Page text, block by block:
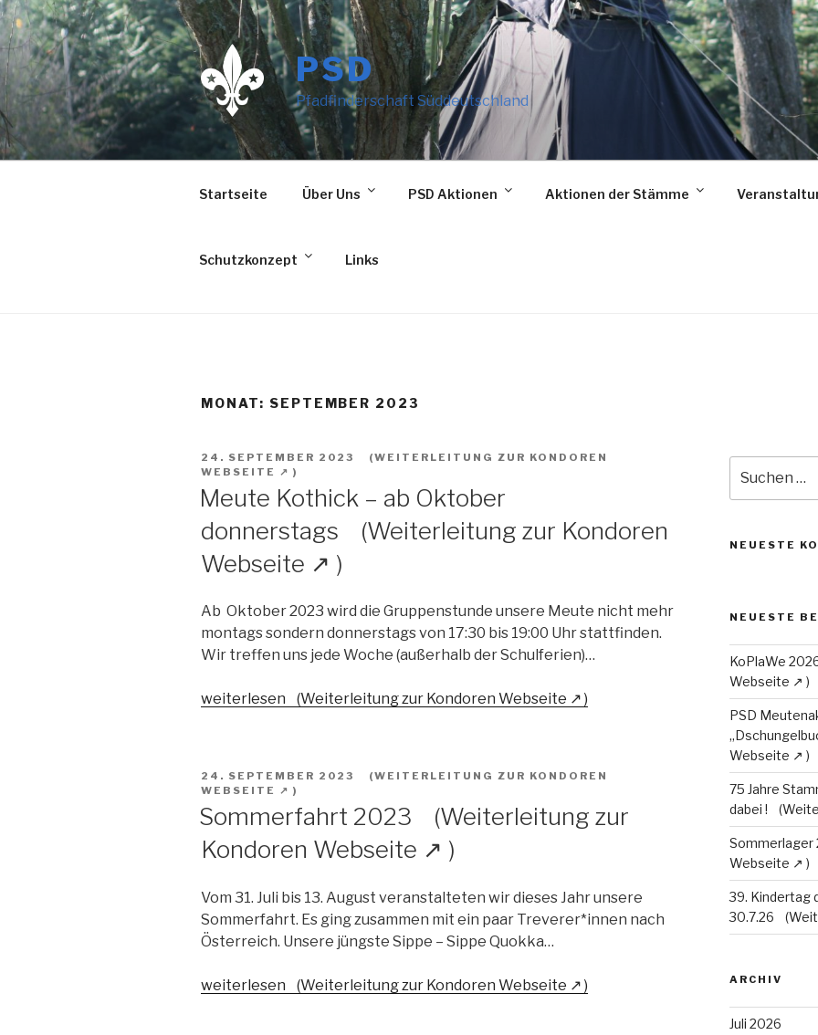
Zum
Inhalt
springen
PSD
Pfadfinderschaft Süddeutschland
Startseite Über Uns PSD Aktionen Aktionen der Stämme
Schutzkonzept Links
MONAT: SEPTEMBER 2023
VERÖFFENTLICHT
AM
24. SEPTEMBER 2023
Meute Kothick – ab Oktober
donnerstags
Ab Oktober 2023 wird die Gruppenstunde unsere Meute nicht mehr
montags sondern donnerstags von 17:30 bis 19:00 Uhr stattfinden.
Wir treffen uns jede Woche (außerhalb der Schulferien)…
"Meute
Oktober
donnerstags"
weiterlesen
VERÖFFENTLICHT
AM
24. SEPTEMBER 2023
Sommerfahrt 2023
Vom 31. Juli bis 13. August veranstalteten wir dieses Jahr unsere
Sommerfahrt. Es ging zusammen mit ein paar Treverer*innen nach
Österreich. Unsere jüngste Sippe – Sippe Quokka…
"Sommerfahrt
weiterlesen
nach:
NEUESTE
NEUESTE
KoPlaWe
PSD
75 Jahre
dabei !
Sommerlager
39. Kindertag
30.7.26
ARCHIV
Juli 2026